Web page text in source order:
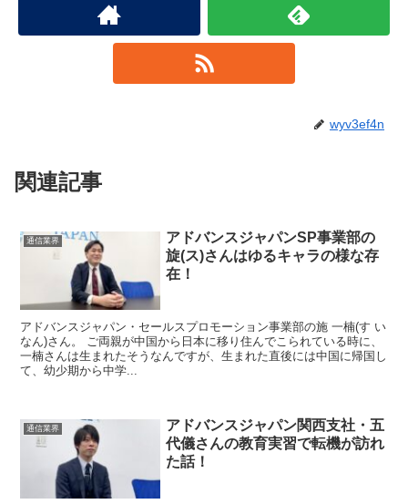
wyv3ef4n
関連記事
通信業界
アドバンスジャパンSP事業部の
旋(ス)さんはゆるキャラの様な存
在！
アドバンスジャパン・セールスプロモーション事業部の施 一楠(す い
なん)さん。 ご両親が中国から日本に移り住んでこられている時に、
一楠さんは生まれたそうなんですが、生まれた直後には中国に帰国し
て、幼少期から中学...
通信業界
アドバンスジャパン関西支社・五
代儀さんの教育実習で転機が訪れ
た話！